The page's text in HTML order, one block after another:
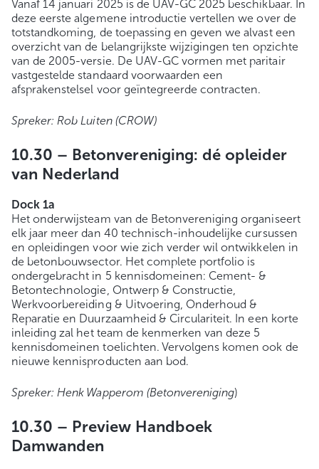
Vanaf 14 januari 2025 is de UAV-GC 2025 beschikbaar. In
deze eerste algemene introductie vertellen we over de
totstandkoming, de toepassing en geven we alvast een
overzicht van de belangrijkste wijzigingen ten opzichte
van de 2005-versie. De UAV-GC vormen met paritair
vastgestelde standaard voorwaarden een
afsprakenstelsel voor geïntegreerde contracten.
Spreker: Rob Luiten (CROW)
10.30 – Betonvereniging: dé opleider
van Nederland
Dock 1a
Het onderwijsteam van de Betonvereniging organiseert
elk jaar meer dan 40 technisch-inhoudelijke cursussen
en opleidingen voor wie zich verder wil ontwikkelen in
de betonbouwsector. Het complete portfolio is
ondergebracht in 5 kennisdomeinen: Cement- &
Betontechnologie, Ontwerp & Constructie,
Werkvoorbereiding & Uitvoering, Onderhoud &
Reparatie en Duurzaamheid & Circulariteit. In een korte
inleiding zal het team de kenmerken van deze 5
kennisdomeinen toelichten. Vervolgens komen ook de
nieuwe kennisproducten aan bod.
Spreker: Henk Wapperom (Betonvereniging)
10.30 – Preview Handboek
Damwanden